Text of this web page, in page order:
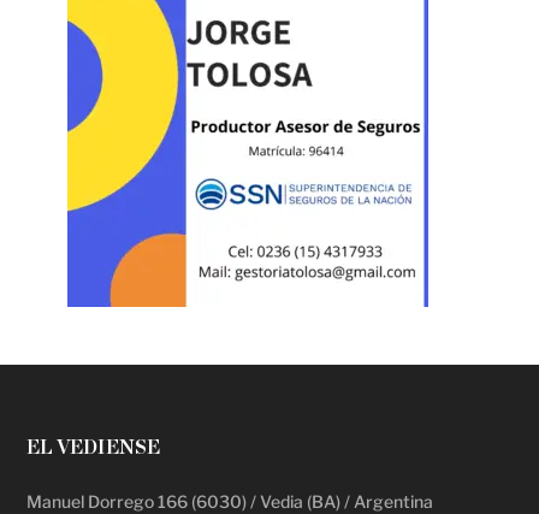
EL VEDIENSE
Manuel Dorrego 166 (6030) / Vedia (BA) / Argentina